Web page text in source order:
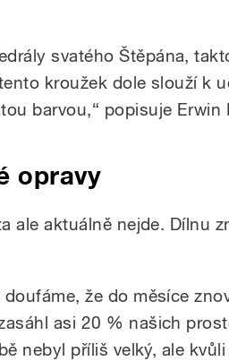
svatého Štěpána,
kroužek dole slouží k
barvou,“ popisuje Erwin
opravy
ale aktuálně nejde. Dílnu
že do měsíce
asi 20 % našich
nebyl příliš velký, ale